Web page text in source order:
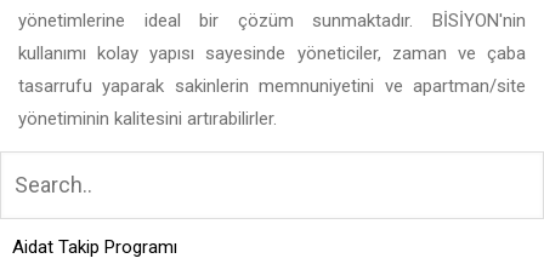
yönetimlerine ideal bir çözüm sunmaktadır. BİSİYON'nin
kullanımı kolay yapısı sayesinde yöneticiler, zaman ve çaba
tasarrufu yaparak sakinlerin memnuniyetini ve apartman/site
yönetiminin kalitesini artırabilirler.
Aidat Takip Programı